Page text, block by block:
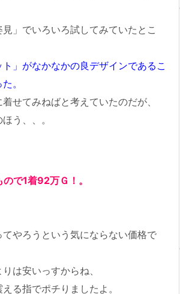
」でいろいろ試してみていたとこ
ト」がなかなかの良デザインであるこ
。
せてみねばと考えていたのだが、
う、、。
で1着92万Ｇ！。
やろうという気にならない価格で
は安いっすからね、
る指でポチりましたよ。